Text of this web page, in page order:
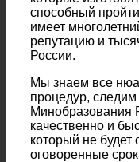
способный
имеет
репутацию и
России.
Мы знаем все
процедур,
Минобразования
качественно и
который не будет
оговоренные